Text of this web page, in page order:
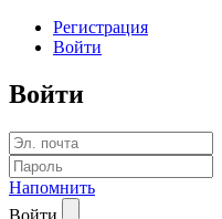
Регистрация
Войти
Войти
Напомнить
Войти